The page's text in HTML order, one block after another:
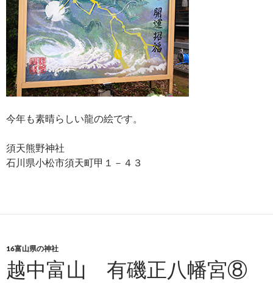
今年も素晴らしい龍の絵です。
須天熊野神社
石川県小松市須天町甲１－４３
16富山県の神社
越中富山 有磯正八幡宮⑧